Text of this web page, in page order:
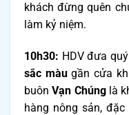
khách đừng quên
làm kỷ niệm.
10h30: HDV đưa
sắc màugần cửa
buônVạn Chúng là
hàng nông sản,